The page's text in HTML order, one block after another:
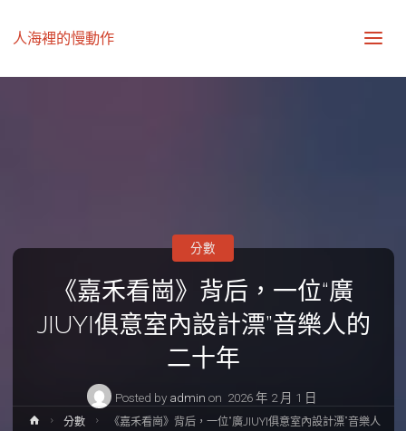
人海裡的慢動作
《嘉禾看崗》背后，一位“廣
JIUYI俱意室內設計漂”音樂人的
二十年
Posted by admin on 2026 年 2 月 1 日
分數
Home分數
《嘉禾看崗》背后，一位“廣JIUYI俱意室內設計漂”音樂人